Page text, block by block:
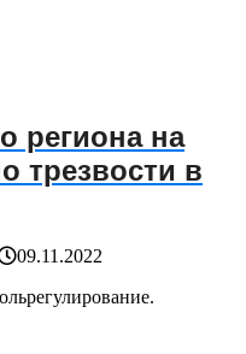
региона на
трезвости в
09.11.2022